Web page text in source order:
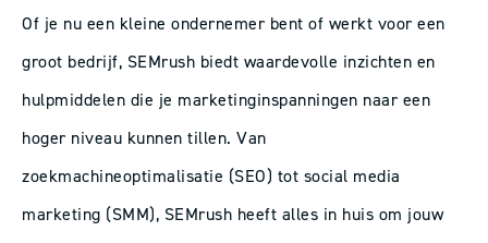
Of je nu een kleine ondernemer bent of werkt voor een
groot bedrijf, SEMrush biedt waardevolle inzichten en
hulpmiddelen die je marketinginspanningen naar een
hoger niveau kunnen tillen. Van
zoekmachineoptimalisatie (SEO) tot social media
marketing (SMM), SEMrush heeft alles in huis om jouw